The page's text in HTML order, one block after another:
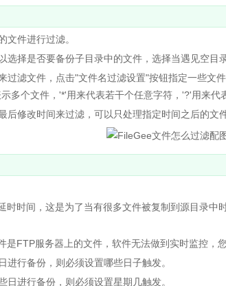
件进行过滤。
择是否要备份子目录中的文件，选择当遇见空目录
滤文件，点击"文件名过滤设置"按钮指定一些文
多个文件，'*'用来代表若干个任意字符，'?'用来代
修改时间来过滤，可以只处理指定时间之后的文件
时间，这是为了当有很多文件被复制到源目录中
服务器上的文件，软件无法做到实时监控，您
行备份，则必须设置哪些日子触发。
进行备份，则必须设置星期几触发。